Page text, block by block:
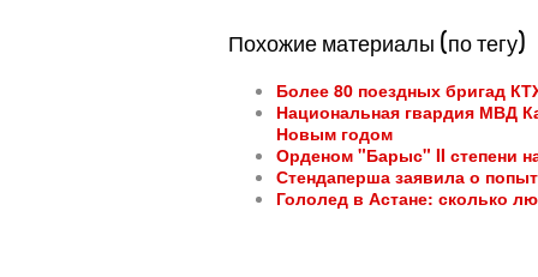
Похожие материалы (по тегу)
Более 80 поездных бригад
Национальная гвардия МВД
Новым годом
Орденом "Барыс" II степени
Стендаперша заявила о
Гололед в Астане: сколько